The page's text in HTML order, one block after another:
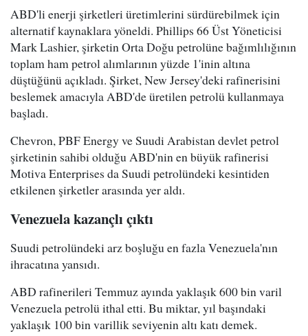
ABD'li enerji şirketleri üretimlerini sürdürebilmek için
alternatif kaynaklara yöneldi. Phillips 66 Üst Yöneticisi
Mark Lashier, şirketin Orta Doğu petrolüne bağımlılığının
toplam ham petrol alımlarının yüzde 1'inin altına
düştüğünü açıkladı. Şirket, New Jersey'deki rafinerisini
beslemek amacıyla ABD'de üretilen petrolü kullanmaya
başladı.
Chevron, PBF Energy ve Suudi Arabistan devlet petrol
şirketinin sahibi olduğu ABD'nin en büyük rafinerisi
Motiva Enterprises da Suudi petrolündeki kesintiden
etkilenen şirketler arasında yer aldı.
Venezuela kazançlı çıktı
Suudi petrolündeki arz boşluğu en fazla Venezuela'nın
ihracatına yansıdı.
ABD rafinerileri Temmuz ayında yaklaşık 600 bin varil
Venezuela petrolü ithal etti. Bu miktar, yıl başındaki
yaklaşık 100 bin varillik seviyenin altı katı demek.